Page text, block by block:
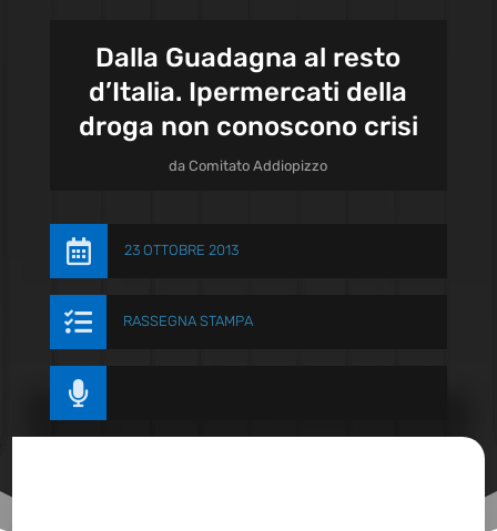
Dalla Guadagna al resto
d’Italia. Ipermercati della
droga non conoscono crisi
daComitato Addiopizzo
 23 OTTOBRE 2013
 RASSEGNA STAMPA
